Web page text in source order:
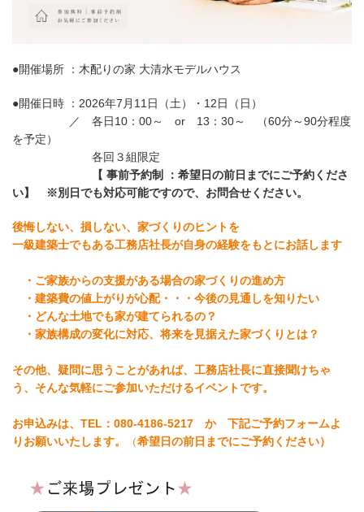
●開催場所 ：木配りの家 大清水モデルハウス
●開催日時 ：2026年7月11日（土）・12日（日）
／ 各日10：00～ or 13：30～ （60分～90分程度
を予定）
各回３組限定
【 事前予約制 ：希望日の前日までにご予約くださ
い】 ※別日でも対応可能ですので、お問合せください。
後悔しない、損しない、家づくりのヒントを
一級建築士でもある工務店社長が自身の経験をもとにお話します
・ご家族からの支援がある場合の家づくりの進め方
・建築費の値上がりが心配・・・今後の見通しを知りたい
・どんな土地でも家が建てられるの？
・家族構成の変化に対応、将来を見据えた家づくりとは？
その他、疑問に思うことがあれば、工務店社長に直接聞けちゃ
う、そんな気軽にご参加いただけるイベントです。
お申込みは、TEL：080-4186-5217 か 下記ご予約フォームよ
りお願いいたします。
（希望日の前日までにご予約ください）